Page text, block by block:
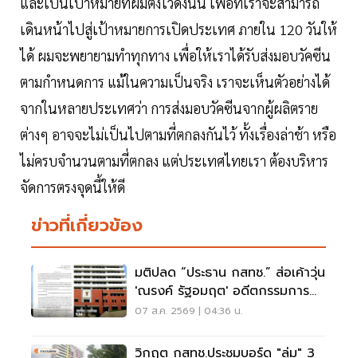
เดินหน้าไปสู่เป้าหมายการเปิดประเทศ ภายใน 120 วันให้
ได้ ผมจะพยายามทำทุกทาง เพื่อให้เราได้รับส่งมอบวัคซีน
ตามกำหนดการ แม้ในความเป็นจริง เราจะเห็นตัวอย่างได้
จากในหลายประเทศว่า การส่งมอบวัคซีนจากผู้ผลิตราย
ต่างๆ อาจจะไม่เป็นไปตามที่ตกลงกันไว้ ทั้งเรื่องล่าช้า หรือ
ไม่ครบจำนวนตามที่ตกลง แต่ประเทศไทยเรา ต้องบริหาร
จัดการตรงจุดนี้ให้ดี
ข่าวที่เกี่ยวข้อง
มติปลด “ประธาน กสทช.” ส่อเค้าวุ่น
'ณรงค์ รัฐอมฤต' อดีตกรรมการ
สรรหาโต้ข้อวินิจฉัย
07 ส.ค. 2569 | 04:36 น.
วิกฤต กสทช.ประชุมบอร์ด "ล่ม" 3